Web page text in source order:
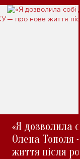
«Я дозволила
Олена Тополя
життя після